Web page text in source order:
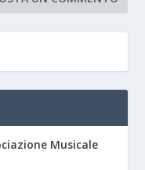
Musicale